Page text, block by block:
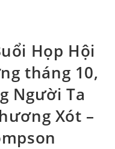
Họp Hội
tháng 10,
Người Ta
Xót –